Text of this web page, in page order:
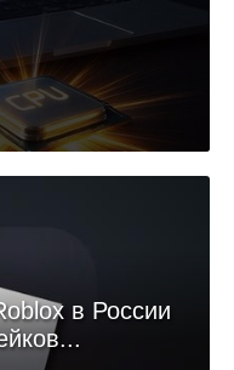
в России